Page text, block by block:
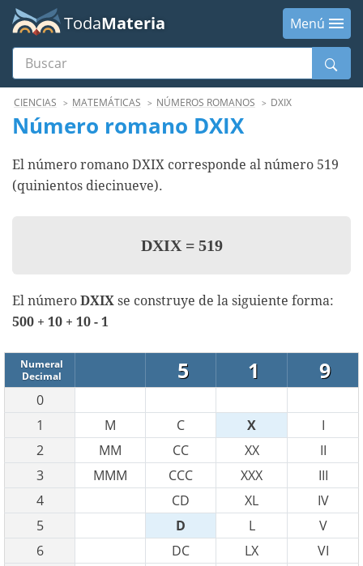
TodaMateria
Menú
Buscar
MenúCIENCIAS MATEMÁTICAS NÚMEROS ROMANOS DXIX
Número romano DXIX
El número romano DXIX corresponde al número 519
(quinientos diecinueve).
DXIX =519
El número DXIX se construye de la siguiente forma:
500 + 10 + 10 - 1
Numeral
Decimal
5 1 9
0
1
M C X
I
2
MM CC XX
II
3
MMM CCC XXX
III
4
CD XL
IV
5
D L
V
6
DC LX
VI